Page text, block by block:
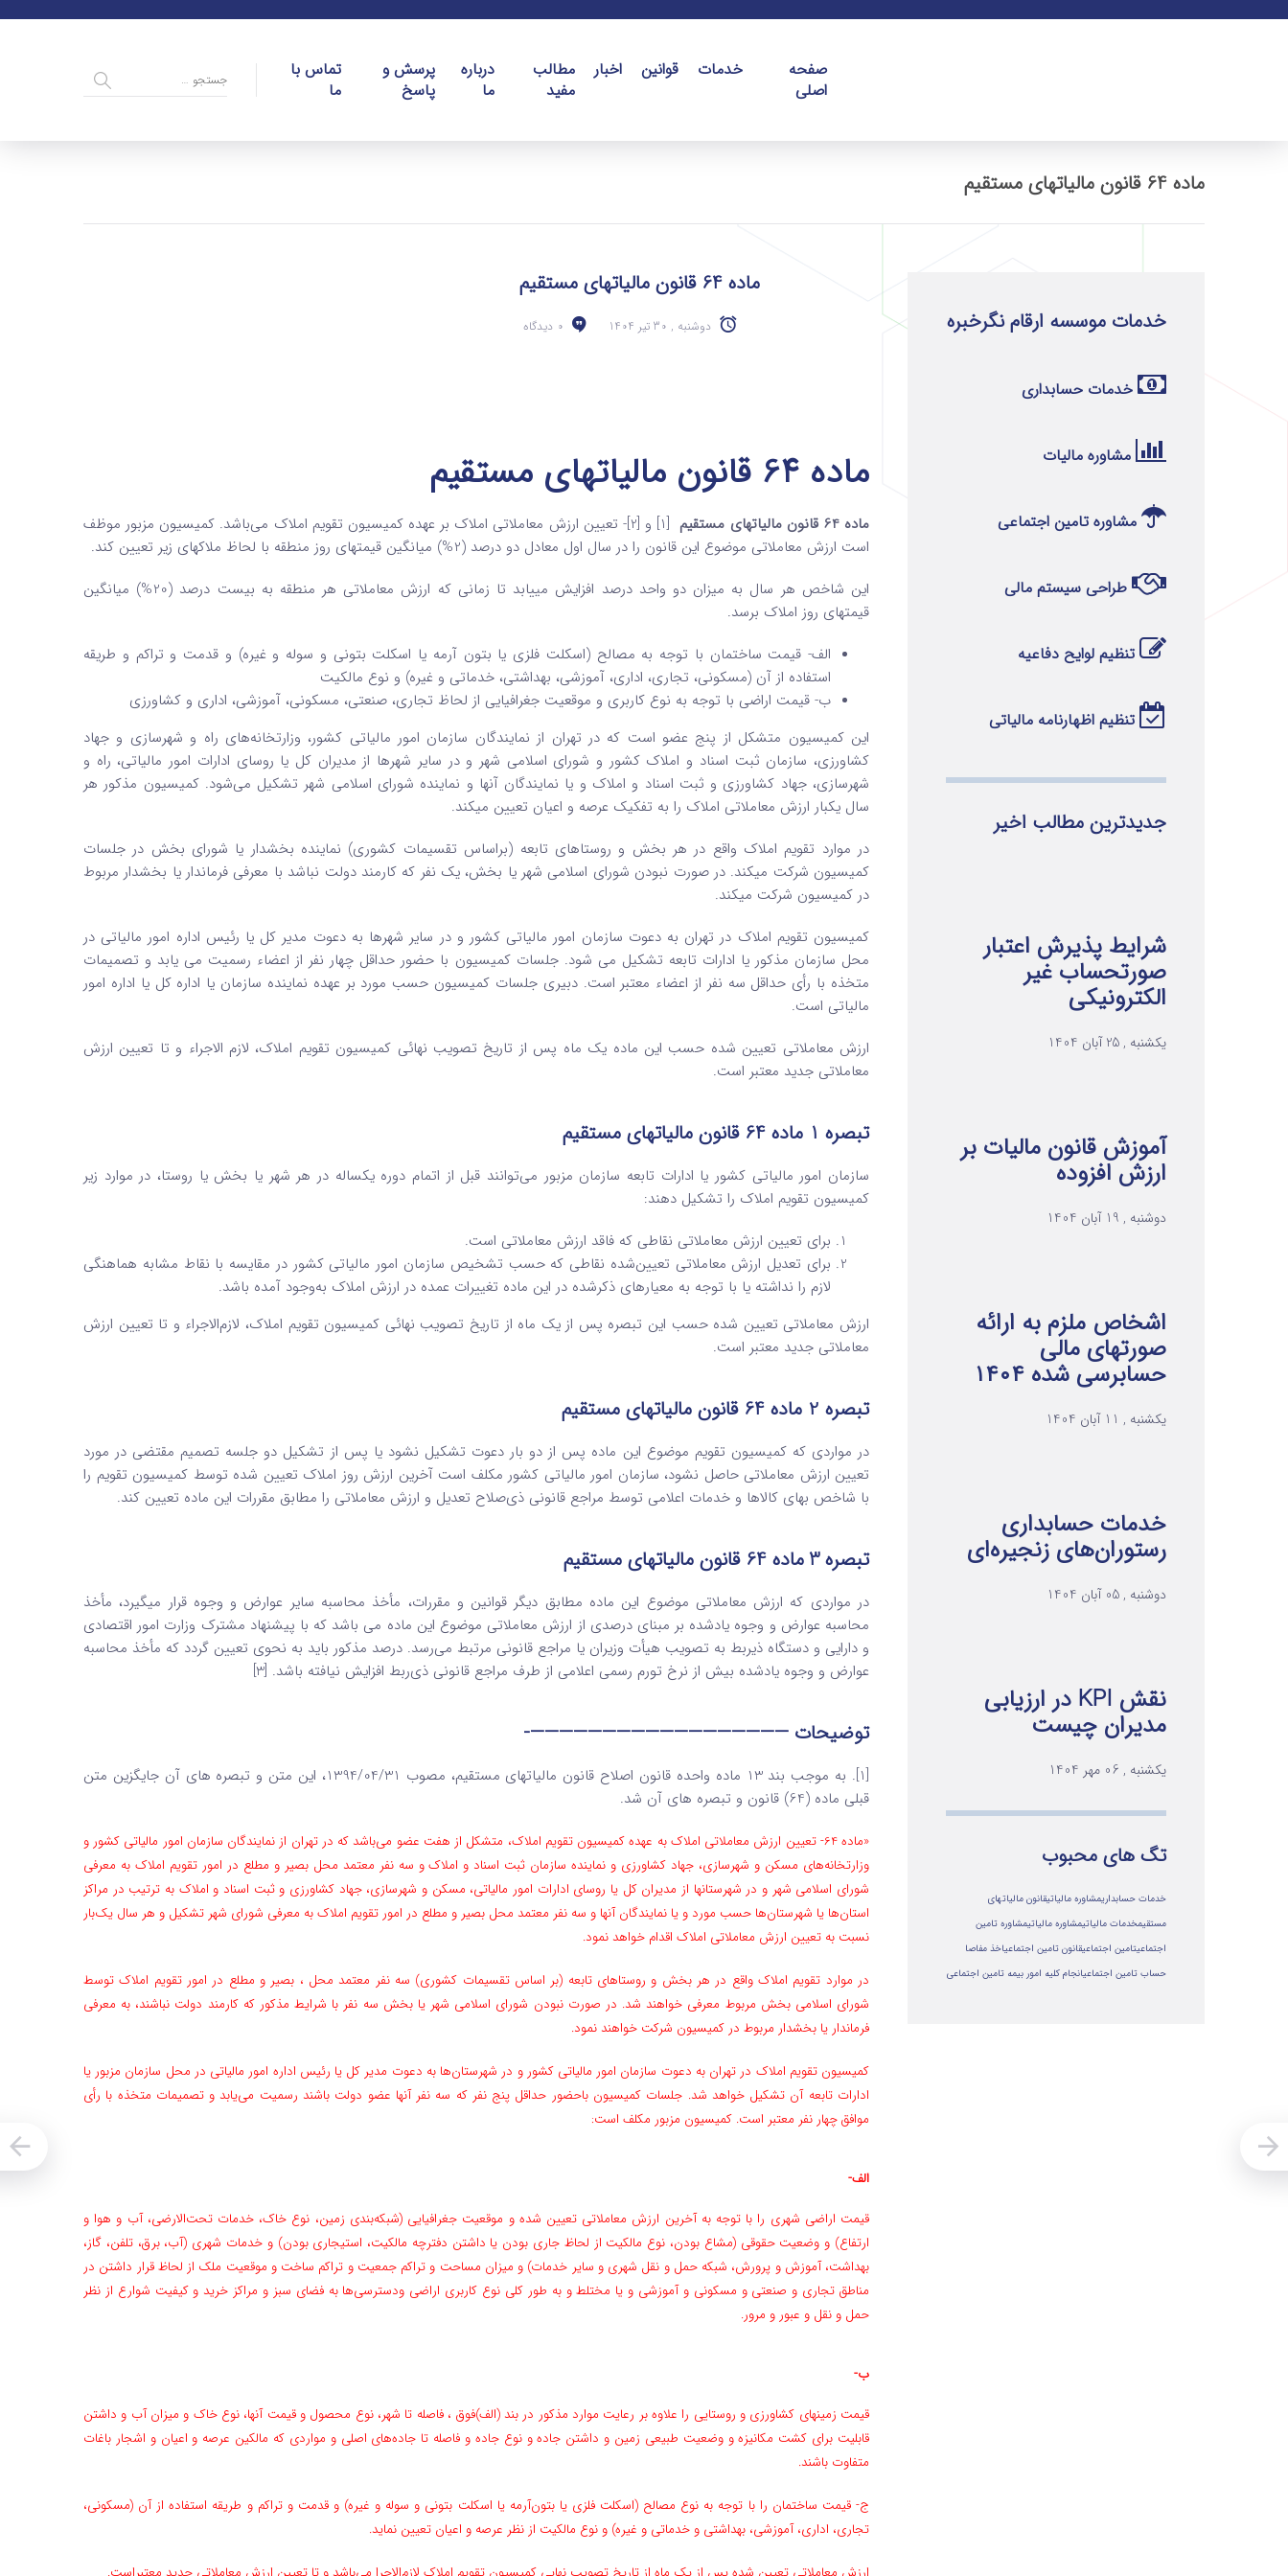
صفحه
اصلی
خدمات قوانین اخبار
مطالب
مفید
درباره
ما
پرسش و
پاسخ
تماس با
ما
ماده 64 قانون مالیاتهای مستقیم
ماده 64 قانون مالیاتهای مستقیم
دوشنبه , 30 تیر 1404 0 دیدگاه
ماده 64 قانون مالیاتهای مستقیم
ماده 64 قانون مالیاتهای مستقیم
[1] و [2]- تعیین ارزش معاملاتی املاک بر عهده کمیسیون تقویم املاک می‌باشد. کمیسیون مزبور موظف
است ارزش معاملاتی موضوع این قانون را در سال اول معادل دو درصد (2%) میانگین قیمتهای روز منطقه با لحاظ ملاکهای زیر تعیین کند.
این شاخص هر سال به میزان دو واحد درصد افزایش می­یابد تا زمانی­ که ارزش معاملاتی هر منطقه به بیست درصد (20%) میانگین
قیمتهای روز املاک برسد.
الف- قیمت ساختمان با توجه به مصالح (اسکلت فلزی یا بتون آرمه یا اسکلت بتونی و سوله و غیره) و قدمت و تراکم و طریقه
استفاده از آن (مسکونی، تجاری، اداری، آموزشی، بهداشتی، خدماتی و غیره) و نوع مالکیت
ب- قیمت اراضی با توجه به نوع کاربری و موقعیت جغرافیایی از لحاظ تجاری، صنعتی، مسکونی، آموزشی، اداری و کشاورزی
این کمیسیون متشکل از پنج عضو است که در تهران از نمایندگان سازمان امور مالیاتی کشور، وزارتخانه‌های راه و شهرسازی و جهاد
کشاورزی، سازمان ثبت اسناد و املاک کشور و شورای اسلامی شهر و در سایر شهرها از مدیران کل یا روسای ادارات امور مالیاتی، راه و
شهرسازی، جهاد کشاورزی و ثبت اسناد و املاک و یا نمایندگان آنها و نماینده شورای اسلامی شهر تشکیل می‌شود. کمیسیون مذکور هر
سال یک­بار ارزش معاملاتی املاک را به تفکیک عرصه و اعیان تعیین می­کند.
در موارد تقویم املاک واقع در هر بخش و روستاهای تابعه (براساس تقسیمات کشوری) نماینده بخشدار یا شورای بخش در جلسات
کمیسیون شرکت می­کند. در صورت نبودن شورای اسلامی شهر یا بخش، یک نفر که کارمند دولت نباشد با معرفی فرماندار یا بخشدار مربوط
در کمیسیون شرکت می­کند.
کمیسیون تقویم املاک در تهران به دعوت سازمان امور مالیاتی کشور و در سایر شهرها به دعوت مدیر کل یا رئیس اداره امور مالیاتی در
محل سازمان مذکور یا ادارات تابعه تشکیل می ­شود. جلسات کمیسیون با حضور حداقل چهار نفر از اعضاء رسمیت می­ یابد و تصمیمات
متخذه با رأی حداقل سه نفر از اعضاء معتبر است. دبیری جلسات کمیسیون حسب مورد بر عهده نماینده سازمان یا اداره کل یا اداره امور
مالیاتی است.
ارزش معاملاتی تعیین شده حسب این ماده یک ماه پس از تاریخ تصویب نهائی کمیسیون تقویم املاک، لازم ­الاجراء و تا تعیین ارزش
معاملاتی جدید معتبر است.
تبصره ‌1 ماده 64 قانون مالیاتهای مستقیم
سازمان امور مالیاتی کشور یا ادارات تابعه سازمان مزبور می‌توانند قبل از اتمام دوره یکساله در هر شهر یا بخش یا روستا، در موارد زیر
کمیسیون تقویم املاک را تشکیل دهند:
برای تعیین ارزش معاملاتی نقاطی که فاقد ارزش معاملاتی است.
برای تعدیل ارزش معاملاتی تعیین‌شده نقاطی که حسب تشخیص سازمان امور مالیاتی کشور در مقایسه با نقاط مشابه هماهنگی
لازم را نداشته یا با توجه به معیارهای ذکرشده در این ماده تغییرات عمده در ارزش املاک به‌وجود آمده باشد.
ارزش معاملاتی تعیین ­شده حسب این تبصره پس از یک ماه از تاریخ تصویب نهائی کمیسیون تقویم املاک، لازم‌الاجراء و تا تعیین ارزش
معاملاتی جدید معتبر است.
تبصره ‌2 ماده 64 قانون مالیاتهای مستقیم
در مواردی که کمیسیون تقویم موضوع این ماده پس از دو بار دعوت تشکیل نشود یا پس از تشکیل دو جلسه تصمیم مقتضی در مورد
تعیین ارزش معاملاتی حاصل نشود، سازمان امور مالیاتی کشور مکلف است آخرین ارزش روز املاک تعیین شده توسط کمیسیون تقویم را
با شاخص بهای کالاها و خدمات اعلامی توسط مراجع قانونی ذی‌صلاح تعدیل و ارزش معاملاتی را مطابق مقررات این ماده تعیین کند.
تبصره ‌3 ماده 64 قانون مالیاتهای مستقیم
در مواردی که ارزش معاملاتی موضوع این ماده مطابق دیگر قوانین و مقررات، مأخذ محاسبه سایر عوارض و وجوه قرار می­گیرد، مأخذ
محاسبه عوارض و وجوه یادشده بر مبنای درصدی از ارزش معاملاتی موضوع این ماده می ­باشد که با پیشنهاد مشترک وزارت امور اقتصادی
و دارایی و دستگاه ذی­ربط به تصویب هیأت وزیران یا مراجع قانونی مرتبط می‌رسد. درصد مذکور باید به نحوی تعیین گردد که مأخذ محاسبه
عوارض و وجوه یادشده بیش از نرخ تورم رسمی اعلامی از طرف مراجع قانونی ذی‌ربط افزایش نیافته باشد. [3]
توضیحات ——————————————————-
[1]. به موجب بند 13 ماده واحده قانون اصلاح قانون مالیات­های مستقیم، مصوب 1394/04/31، این متن و تبصره‌ های آن جایگزین متن
قبلی ماده (64) قانون و تبصره‌ های آن شد.
«ماده 64- تعیین ارزش معاملاتی املاک به عهده کمیسیون تقویم املاک، متشکل از هفت عضو می‌باشد که در تهران از نمایندگان سازمان امور مالیاتی کشور و
وزارتخانه‌های مسکن و شهرسازی، جهاد کشاورزی و نماینده سازمان ثبت اسناد و املاک و سه نفر معتمد محل بصیر و مطلع در امور تقویم املاک به ‌معرفی
شورای اسلامی شهر و در شهرستانها از مدیران کل یا روسای ادارات امور مالیاتی، مسکن و شهرسازی، جهاد کشاورزی و ثبت اسناد و املاک به‌ ترتیب در مراکز
استان‌ها یا شهرستان‌ها حسب مورد و یا نمایندگان آنها و سه نفر معتمد محل بصیر و مطلع در امور تقویم املاک به معرفی شورای شهر‌ تشکیل و هر سال یک‌بار
نسبت به تعیین ارزش معاملاتی املاک اقدام خواهد نمود.
‌در موارد تقویم املاک واقع در هر بخش و روستاهای تابعه (‌بر اساس تقسیمات کشوری) سه نفر معتمد محل ، بصیر و مطلع در امور تقویم املاک توسط‌
شورای اسلامی بخش مربوط معرفی خواهند شد. در صورت نبودن شورای اسلامی شهر یا بخش سه نفر با شرایط مذکور که کارمند دولت نباشند، به معرفی
فرماندار یا‌ بخشدار مربوط در کمیسیون شرکت خواهند نمود.
کمیسیون تقویم املاک در تهران به دعوت سازمان امور مالیاتی کشور و در شهرستان‌ها به دعوت مدیر کل یا رئیس اداره امور ‌مالیاتی در محل‌ سازمان مزبور یا
ادارات تابعه آن تشکیل خواهد شد. جلسات کمیسیون با‌حضور حداقل پنج نفر که سه نفر آنها عضو دولت باشند رسمیت می‌یابد و تصمیمات متخذه با رأی
موافق چهار نفر معتبر است. ‌کمیسیون مزبور مکلف است:
‌الف-
قیمت اراضی شهری را با توجه به آخرین ارزش معاملاتی تعیین شده و موقعیت جغرافیایی (‌شبکه‌بندی زمین، نوع خاک، خدمات‌ تحت‌الارضی، آب و هوا و
ارتفاع) و وضعیت حقوقی (‌مشاع بودن، نوع مالکیت از لحاظ جاری بودن یا داشتن دفترچه مالکیت، استیجاری بودن) و‌ خدمات شهری (‌آب، برق، تلفن، گاز،
بهداشت، آموزش و پرورش، شبکه حمل و نقل شهری و سایر خدمات) و میزان مساحت و تراکم جمعیت و تراکم ‌ساخت و موقعیت ملک از لحاظ قرار داشتن در
مناطق تجاری و صنعتی و مسکونی و آموزشی و یا مختلط و به طور کلی نوع کاربری اراضی و‌دسترسی‌ها به فضای سبز و مراکز خرید و کیفیت شوارع از نظر
حمل و نقل و عبور و مرور.
ب-
قیمت زمین­های کشاورزی و روستایی را علاوه بر رعایت موارد مذکور در بند (الف‌)فوق ، فاصله تا شهر، نوع محصول و قیمت آنها، نوع خاک و میزان آب و‌ داشتن
قابلیت برای کشت مکانیزه و وضعیت طبیعی زمین و داشتن جاده و نوع جاده و فاصله تا جاده‌های اصلی و مواردی که مالکین عرصه و اعیان و ‌اشجار باغات
متفاوت باشند.
ج- قیمت ساختمان را با توجه به نوع مصالح (‌اسکلت فلزی یا بتون‌آرمه یا اسکلت بتونی و سوله و غیره) و قدمت و تراکم و طریقه استفاده از آن (‌مسکونی،
تجاری، اداری، آموزشی، بهداشتی و خدماتی و غیره) و نوع مالکیت از نظر عرصه و اعیان تعیین نماید.
خدمات موسسه ارقام نگرخبره
خدمات حسابداری
مشاوره مالیات
مشاوره تامین اجتماعی
طراحی سیستم مالی
تنظیم لوایح دفاعیه
تنظیم اظهارنامه مالیاتی
جدیدترین مطالب اخیر
شرایط پذیرش اعتبار
صورتحساب غیر
الکترونیکی
یکشنبه , 25 آبان 1404
آموزش قانون مالیات بر
ارزش افزوده
دوشنبه , 19 آبان 1404
اشخاص ملزم به ارائه
صورتهای مالی
حسابرسی شده ۱۴۰۴
یکشنبه , 11 آبان 1404
خدمات حسابداری
رستوران‌های زنجیره‌ای
دوشنبه , 05 آبان 1404
نقش KPI در ارزیابی
مدیران چیست
یکشنبه , 06 مهر 1404
تگ های محبوب
خدمات حسابداریمشاوره مالیاتیقانون مالیاتهای
مستقیمخدمات مالیاتیمشاوره مالياتيمشاوره تامین
اجتماعیتامین اجتماعیقانون تامین اجتماعیاخذ مفاصا
حساب تامین اجتماعیانجام کلیه امور بیمه تامین اجتماعی